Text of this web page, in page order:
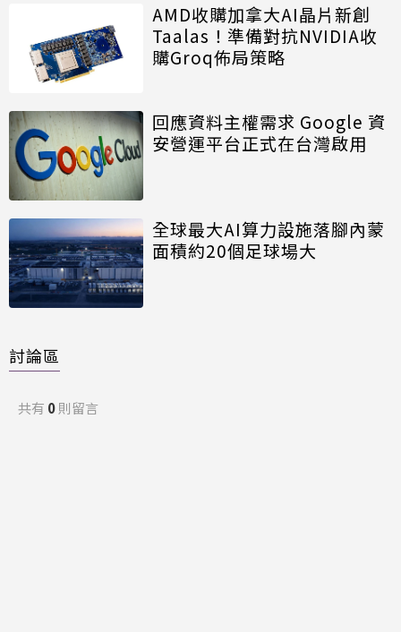
AMD收購加拿大AI晶片新創
Taalas！準備對抗NVIDIA收
購Groq佈局策略
回應資料主權需求 Google 資
安營運平台正式在台灣啟用
全球最大AI算力設施落腳內蒙
面積約20個足球場大
討論區
共有 0則留言